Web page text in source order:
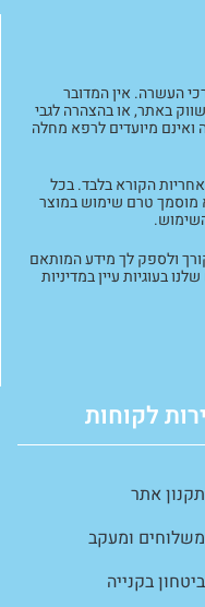
העשרה. אין המדובר
באתר, או בהצהרה לגבי
ואינם מיועדים לרפא מחלה
הקורא בלבד. בכל
מוסמך טרם שימוש במוצר
ולספק לך מידע המותאם
בעוגיות עיין במדיניות
לקוחות
תקנון אתר
משלוחים ומעקב
ביטחון בקנייה